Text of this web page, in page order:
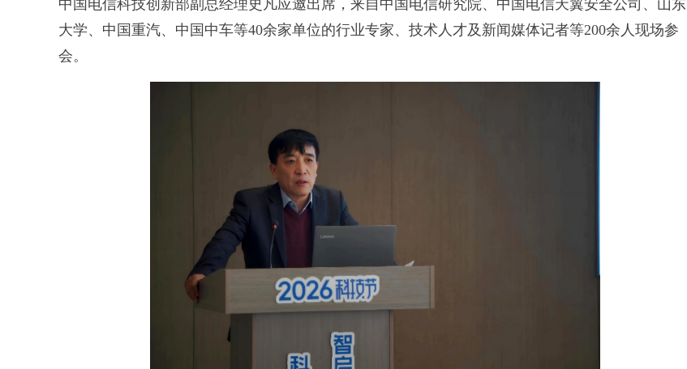
中国电信科技创新部副总经理史凡应邀出席，来自中国电信研究院、中国电信天翼安全公司、山东
大学、中国重汽、中国中车等40余家单位的行业专家、技术人才及新闻媒体记者等200余人现场参
会。